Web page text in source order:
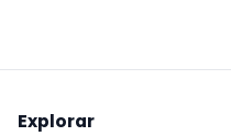
Explorar